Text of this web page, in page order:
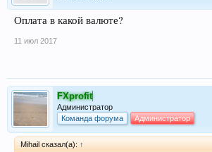
Оплата в какой валюте?
11 июл 2017
FXprofit
Администратор
Команда форума
Администратор
Mihail сказал(а): ↑